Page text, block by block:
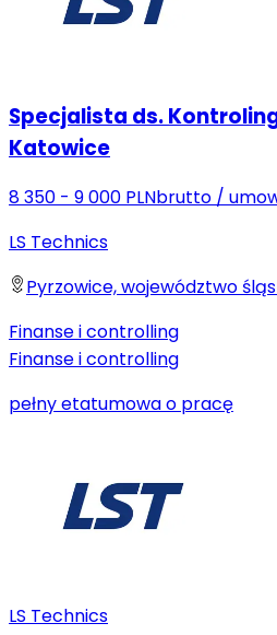
Specjalista ds.
Katowice
8 350 - 9 000 PLNbrutto /
LS Technics
Pyrzowice, województwo
Finanse i controlling
Finanse i controlling
pełny etatumowa o pracę
LS Technics